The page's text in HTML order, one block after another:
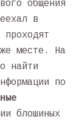
общения
в
месте. На
найти
по
блошиных